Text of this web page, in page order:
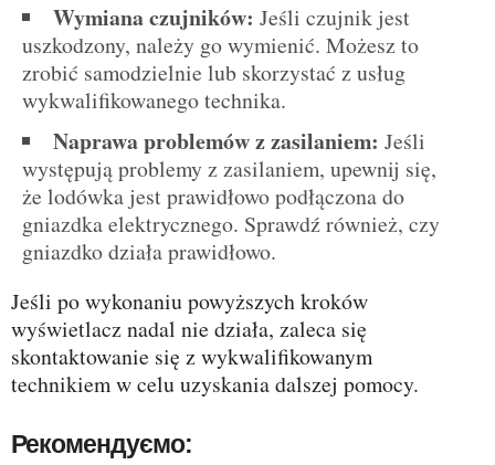
Wymiana czujników: Jeśli czujnik jest
uszkodzony, należy go wymienić. Możesz to
zrobić samodzielnie lub skorzystać z usług
wykwalifikowanego technika.
Naprawa problemów z zasilaniem: Jeśli
występują problemy z zasilaniem, upewnij się,
że lodówka jest prawidłowo podłączona do
gniazdka elektrycznego. Sprawdź również, czy
gniazdko działa prawidłowo.
Jeśli po wykonaniu powyższych kroków
wyświetlacz nadal nie działa, zaleca się
skontaktowanie się z wykwalifikowanym
technikiem w celu uzyskania dalszej pomocy.
Рекомендуємо: